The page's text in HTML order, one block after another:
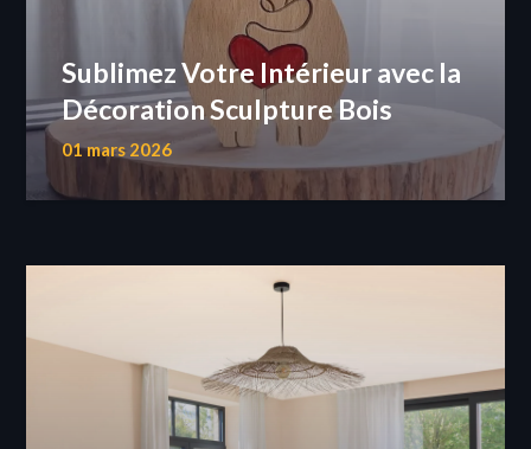
Sublimez Votre Intérieur avec la
Décoration Sculpture Bois
01 mars 2026